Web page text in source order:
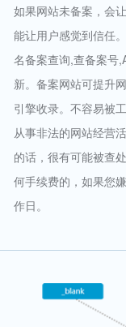
如果网站未备案，会
能让用户感觉到信任
名备案查询,查备案号
新。备案网站可提升
引擎收录。不容易被
从事非法的网站经营
的话，很有可能被查
何手续费的，如果您
作日。